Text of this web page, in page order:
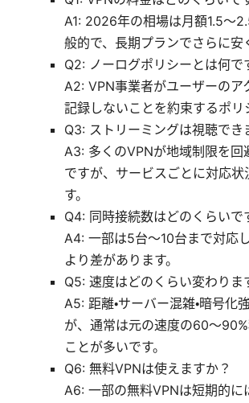
A1: 2026年の相場は月額1.5〜
般的で、長期プランでさらに安
Q2: ノーログポリシーとは何で
A2: VPN事業者がユーザーのア
記録しないことを約束するポリ
Q3: ストリーミングは視聴でき
A3: 多くのVPNが地域制限を回
ですが、サービスごとに対応状
す。
Q4: 同時接続数はどのくらいで
A4: 一部は5台〜10台まで対応
より差があります。
Q5: 速度はどのくらい変わりま
A5: 距離・サーバー混雑・暗号化
が、通常は元の速度の60〜
ことが多いです。
Q6: 無料VPNは使えますか？
A6: 一部の無料VPNは短期的に